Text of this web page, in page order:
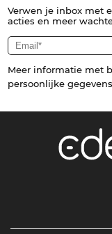
Verwen je inbox met
acties en meer
Meer informatie met
persoonlijke